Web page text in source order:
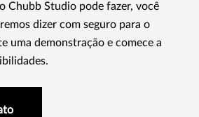
Chubb Studio pode fazer, você
dizer com seguro para o
uma demonstração e comece a